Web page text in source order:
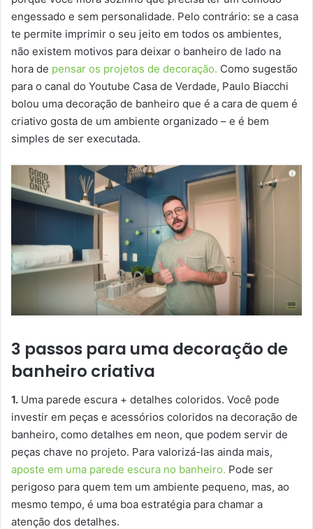
engessado e sem personalidade. Pelo contrário: se a casa
te permite imprimir o seu jeito em todos os ambientes,
não existem motivos para deixar o banheiro de lado na
hora de pensar os projetos de decoração. Como sugestão
para o canal do Youtube Casa de Verdade, Paulo Biacchi
bolou uma decoração de banheiro que é a cara de quem é
criativo gosta de um ambiente organizado – e é bem
simples de ser executada.
3 passos para uma decoração de
banheiro criativa
1. Uma parede escura + detalhes coloridos. Você pode
investir em peças e acessórios coloridos na decoração de
banheiro, como detalhes em neon, que podem servir de
peças chave no projeto. Para valorizá-las ainda mais,
aposte em uma parede escura no banheiro. Pode ser
perigoso para quem tem um ambiente pequeno, mas, ao
mesmo tempo, é uma boa estratégia para chamar a
atenção dos detalhes.